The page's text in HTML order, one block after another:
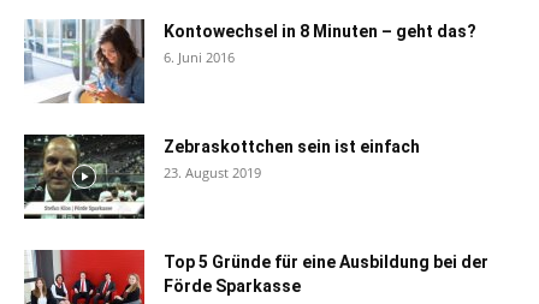
Kontowechsel in 8 Minuten – geht das?
6. Juni 2016
Zebraskottchen sein ist einfach
23. August 2019
Top 5 Gründe für eine Ausbildung bei der
Förde Sparkasse